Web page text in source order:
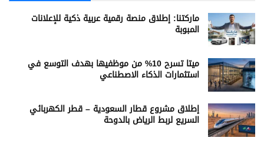
ماركتنا: إطلاق منصة رقمية عربية ذكية للإعلانات
المبوبة
ميتا تسرح 10% من موظفيها بهدف التوسع في
استثمارات الذكاء الاصطناعي
إطلاق مشروع قطار السعودية – قطر الكهربائي
السريع لربط الرياض بالدوحة